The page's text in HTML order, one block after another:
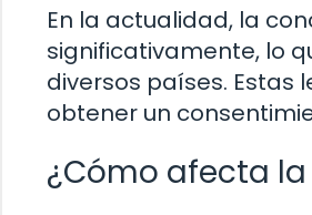
En la actualidad, la
significativamente, lo
diversos países.
obtener un
¿Cómo afecta la